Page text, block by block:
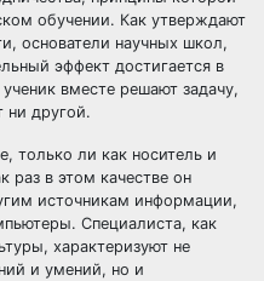
обучении. Как утверждают
основатели научных школ,
эффект достигается в
вместе решают задачу,
ни другой.
только ли как носитель и
раз в этом качестве он
источникам информации,
Специалиста, как
характеризуют не
и умений, но и